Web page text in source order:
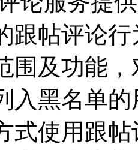
跟帖评论
围及功能
入黑名单
式使用跟